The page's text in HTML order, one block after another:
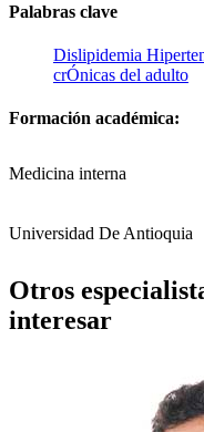
Palabras clave
Dislipidemia
crÓnicas del adulto
Formación académica:
Medicina interna
Universidad De Antioquia
Otros
interesar